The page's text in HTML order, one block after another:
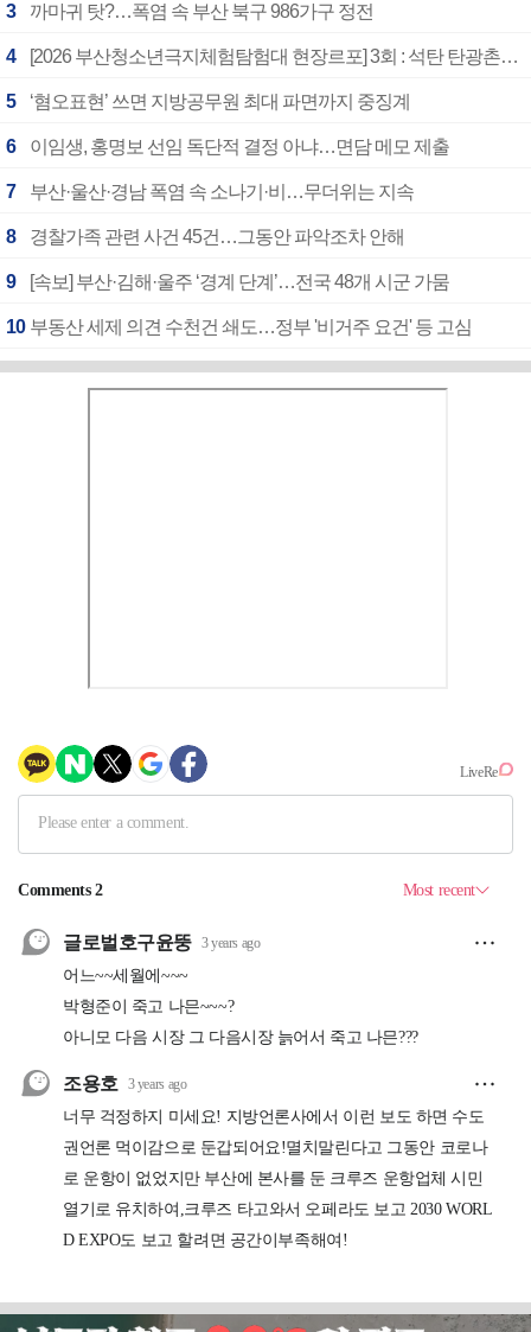
3 까마귀 탓?…폭염 속 부산 북구 986가구 정전
4 [2026 부산청소년극지체험탐험대 현장르포] 3회 : 석탄 탄광촌에서 북극 연구의 중심지로
5 ‘혐오표현’ 쓰면 지방공무원 최대 파면까지 중징계
6 이임생, 홍명보 선임 독단적 결정 아냐…면담 메모 제출
7 부산·울산·경남 폭염 속 소나기·비…무더위는 지속
8 경찰가족 관련 사건 45건…그동안 파악조차 안해
9 [속보] 부산·김해·울주 ‘경계 단계’…전국 48개 시군 가뭄
10 부동산 세제 의견 수천건 쇄도…정부 '비거주 요건' 등 고심